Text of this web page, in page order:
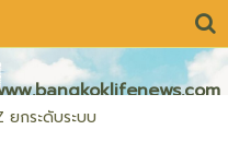
ยกระดับระบบ